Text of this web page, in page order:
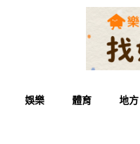
娛樂 體育 地方